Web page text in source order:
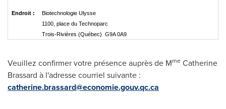
Endroit :
Biotechnologie Ulysse
1100, place du Technoparc
Trois-Rivières (Québec) G9A 0A9
Veuillez confirmer votre présence auprès de Mme Catherine
Brassard à l'adresse courriel suivante :
catherine.brassard@economie.gouv.qc.ca